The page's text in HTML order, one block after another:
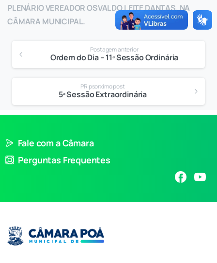
PLENÁRIO VEREADOR OSVALDO LEITE DANTAS, NA
CÂMARA MUNICIPAL.
Postagem anterior
Ordem do Dia – 11ª Sessão Ordinária
PR psorximo post
5ª Sessão Extraordinária
Fale com a Câmara
Perguntas Frequentes